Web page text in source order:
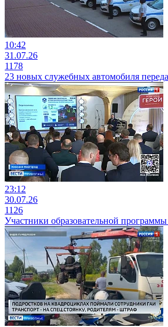
10:42
31.07.26
1178
23 новых служебных автомобиля
23:12
30.07.26
1126
Участники образовательной